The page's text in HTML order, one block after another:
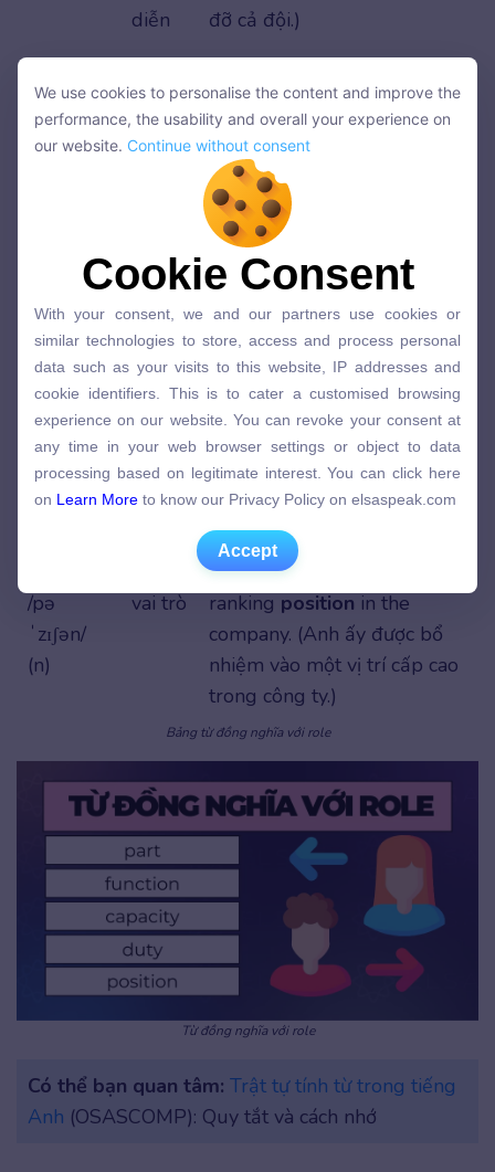
diễn
đỡ cả đội.)
ˈfʌŋkʃən/
năng
heart is to pump blood.
(Chức năng chính của tim là
bơm máu.)
ˈpæsəti/
(n)
trò
He was acting in his official
capacity
(Anh ấy đang hành động
trên cương vị chính thức là
một đại diện.)
duty /
ˈduːti/
(n)
nhiệm
vụ,
bổn
phận
It is a police officer’s dutyto
maintain public order. (Đó là
nhiệm vụ của một sĩ quan
cảnh sát là duy trì trật tự
/pə
ˈzɪʃən/
(n)
vai trò
He was appointed to a high-
ranking position in the
company. (Anh ấy được bổ
nhiệm vào một vị trí cấp cao
trong công ty.)
Bảng từ đồng nghĩa với role
Từ đồng nghĩa với role
Có thể bạn quan tâm: Trật tự tính từ trong tiếng
Anh (OSASCOMP): Quy tắt và cách nhớ
We use cookies to personalise the content and improve the
performance, the usability and overall your experience on
Continue without consent
Cookie Consent
similar technologies to store, access and process personal
data such as your visits to this website, IP addresses and
cookie identifiers. This is to cater a customised browsing
experience on our website. You can revoke your consent at
any time in your web browser settings or object to data
processing based on legitimate interest. You can click here
on
Learn More to know our Privacy Policy on elsaspeak.com
We use cookies to personalise the content and improve the
performance, the usability and overall your experience on
our website. Continue without consent
Cookie Consent
With your consent, we and our partners use cookies or
similar technologies to store, access and process personal
data such as your visits to this website, IP addresses and
cookie identifiers. This is to cater a customised browsing
experience on our website. You can revoke your consent at
any time in your web browser settings or object to data
processing based on legitimate interest. You can click here
on Learn More to know our Privacy Policy on elsaspeak.com
Accept